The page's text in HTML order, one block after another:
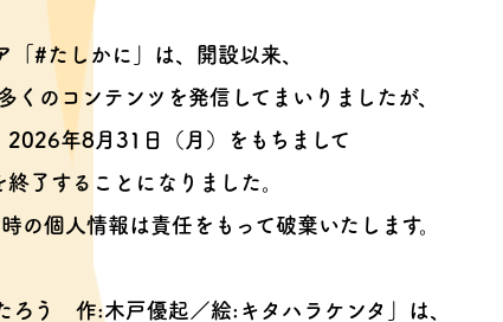
「#たしかに」は、開設以来、
くのコンテンツを発信してまいりましたが、
2026年8月31日（月）をもちまして
終了することになりました。
の個人情報は責任をもって破棄いたします。
ろう 作:木戸優起／絵:キタハラケンタ」は、